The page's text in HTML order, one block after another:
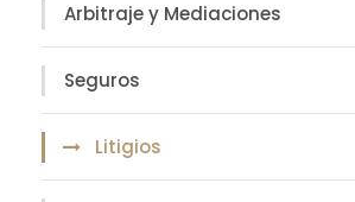
Arbitraje y Mediaciones
Seguros
Litigios